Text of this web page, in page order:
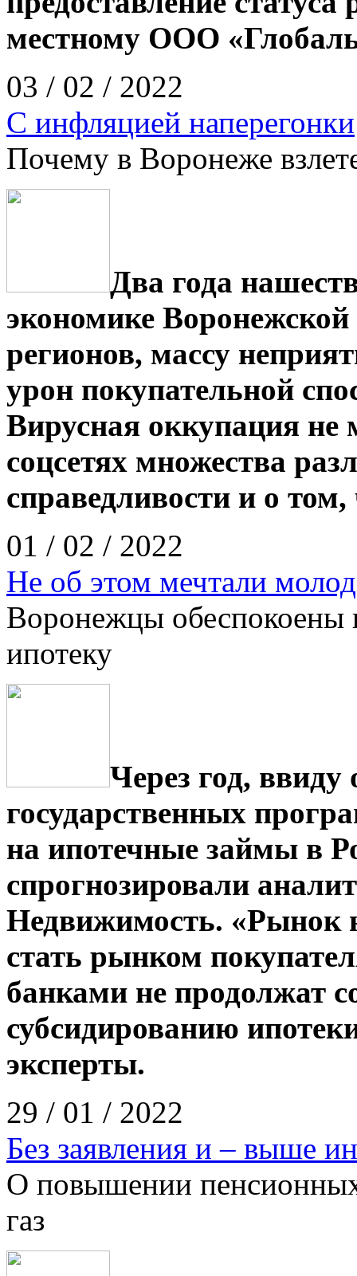
местному ООО
03 / 02 / 2022
С инфляцией наперегонки
Почему в Воронеже
Два года
экономике
регионов, массу
урон покупательной
Вирусная оккупация не
соцсетях множества
справедливости и о
01 / 02 / 2022
Не об этом мечтали
Воронежцы обеспокоены
ипотеку
Через год, ввиду
государственных
на ипотечные займы в
спрогнозировали
Недвижимость. «Рынок
стать рынком
банками не продолжат
субсидированию
эксперты.
29 / 01 / 2022
Без заявления и – выше
О повышении
газ